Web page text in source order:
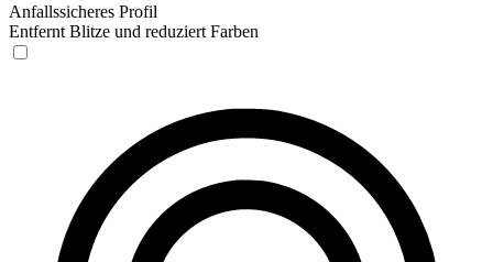
Anfallssicheres Profil
Entfernt Blitze und reduziert Farben